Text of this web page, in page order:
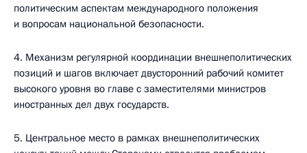
политическим аспектам международного положения
и вопросам национальной безопасности.
4. Механизм регулярной координации внешнеполитических
позиций и шагов включает двусторонний рабочий комитет
высокого уровня во главе с заместителями министров
иностранных дел двух государств.
5. Центральное место в рамках внешнеполитических